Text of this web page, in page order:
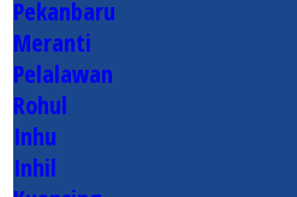
Pekanbaru
Meranti
Pelalawan
Rohul
Inhu
Inhil